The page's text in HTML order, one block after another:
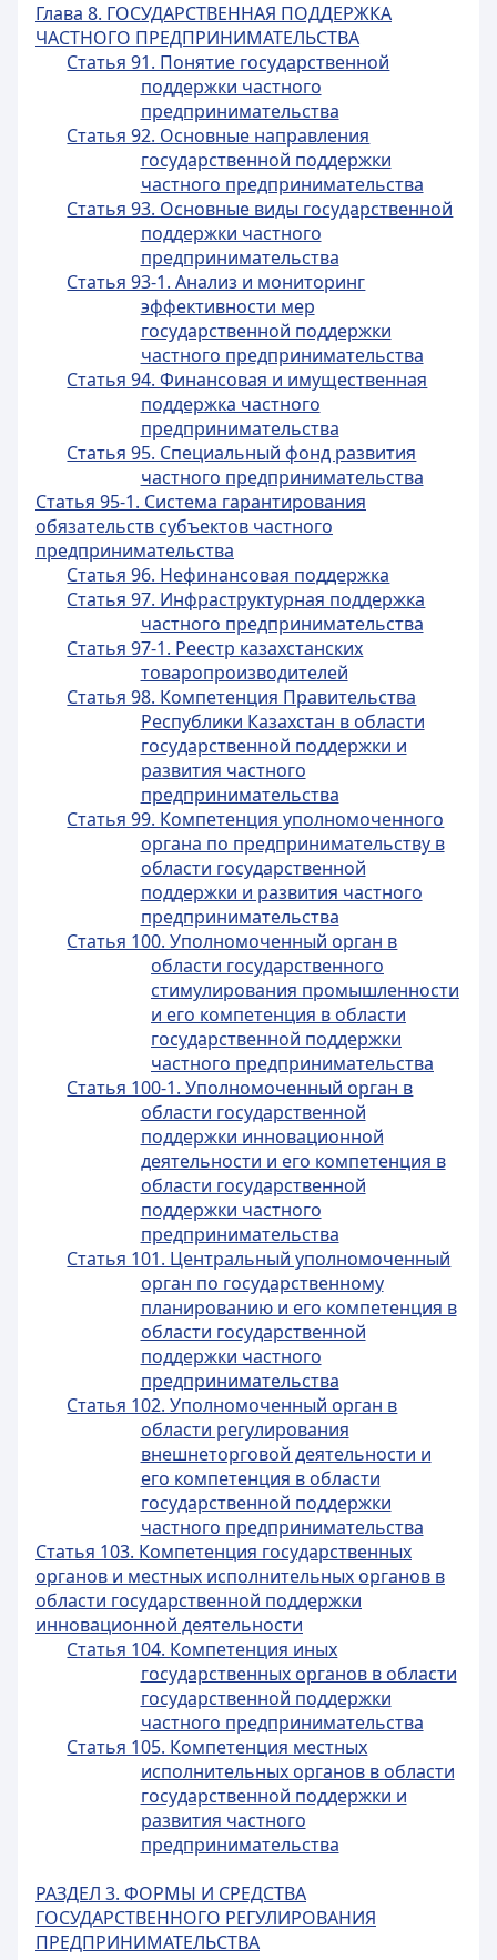
Глава 8. ГОСУДАРСТВЕННАЯ ПОДДЕРЖКА
ЧАСТНОГО ПРЕДПРИНИМАТЕЛЬСТВА
Статья 91. Понятие государственной
поддержки частного
предпринимательства
Статья 92. Основные направления
государственной поддержки
частного предпринимательства
Статья 93. Основные виды государственной
поддержки частного
предпринимательства
Статья 93-1. Анализ и мониторинг
эффективности мер
государственной поддержки
частного предпринимательства
Статья 94. Финансовая и имущественная
поддержка частного
предпринимательства
Статья 95. Специальный фонд развития
частного предпринимательства
Статья 95-1. Система гарантирования
обязательств субъектов частного
предпринимательства
Статья 96. Нефинансовая поддержка
Статья 97. Инфраструктурная поддержка
частного предпринимательства
Статья 97-1. Реестр казахстанских
товаропроизводителей
Статья 98. Компетенция Правительства
Республики Казахстан в области
государственной поддержки и
развития частного
предпринимательства
Статья 99. Компетенция уполномоченного
органа по предпринимательству в
области государственной
поддержки и развития частного
предпринимательства
Статья 100. Уполномоченный орган в
области государственного
стимулирования промышленности
и его компетенция в области
государственной поддержки
частного предпринимательства
Статья 100-1. Уполномоченный орган в
области государственной
поддержки инновационной
деятельности и его компетенция в
области государственной
поддержки частного
предпринимательства
Статья 101. Центральный уполномоченный
орган по государственному
планированию и его компетенция в
области государственной
поддержки частного
предпринимательства
Статья 102. Уполномоченный орган в
области регулирования
внешнеторговой деятельности и
его компетенция в области
государственной поддержки
частного предпринимательства
Статья 103. Компетенция государственных
органов и местных исполнительных органов в
области государственной поддержки
инновационной деятельности
Статья 104. Компетенция иных
государственных органов в области
государственной поддержки
частного предпринимательства
Статья 105. Компетенция местных
исполнительных органов в области
государственной поддержки и
развития частного
предпринимательства
РАЗДЕЛ 3. ФОРМЫ И СРЕДСТВА
ГОСУДАРСТВЕННОГО РЕГУЛИРОВАНИЯ
ПРЕДПРИНИМАТЕЛЬСТВА